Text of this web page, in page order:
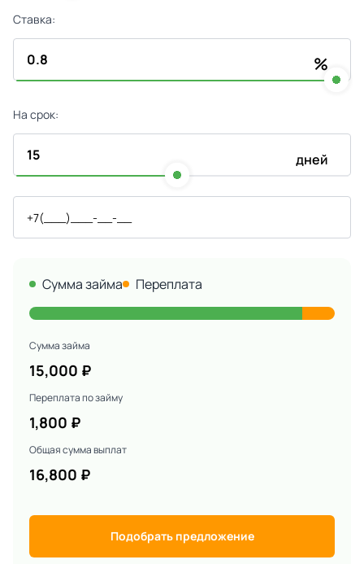
Ставка:
%
На срок:
дней
Сумма займа Переплата
Сумма займа
15,000 ₽
Переплата по займу
1,800 ₽
Общая сумма выплат
16,800 ₽
Подобрать предложение